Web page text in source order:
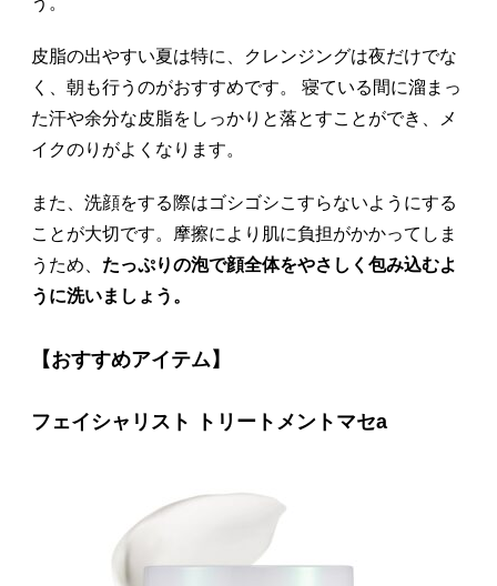
皮脂の出やすい夏は特に、クレンジングは夜だけでな
く、朝も行うのがおすすめです。 寝ている間に溜まっ
た汗や余分な皮脂をしっかりと落とすことができ、メ
イクのりがよくなります。
また、洗顔をする際はゴシゴシこすらないようにする
ことが大切です。摩擦により肌に負担がかかってしま
うため、 たっぷりの泡で顔全体をやさしく包み込むよ
うに洗いましょう。
【おすすめアイテム】
フェイシャリスト トリートメントマセa